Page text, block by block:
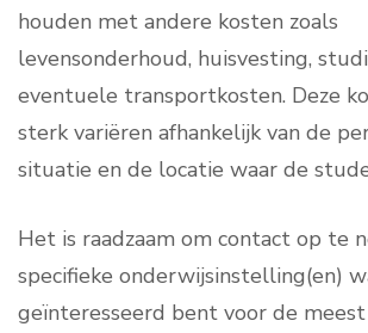
houden met andere kosten zoals
levensonderhoud, huisvesting,
eventuele transportkosten. Deze
sterk variëren afhankelijk van de
situatie en de locatie waar de
Het is raadzaam om contact op te
specifieke onderwijsinstelling(en)
geïnteresseerd bent voor de